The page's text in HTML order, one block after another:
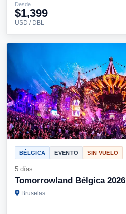
Desde
$1,399
USD / DBL
BÉLGICA EVENTO SIN VUELO
5 días
Tomorrowland Bélgica 2026
Bruselas